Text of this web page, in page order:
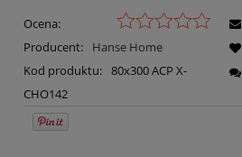
Ocena:
Producent:
Hanse Home
Kod produktu: 80x300 ACP X-
CHO142